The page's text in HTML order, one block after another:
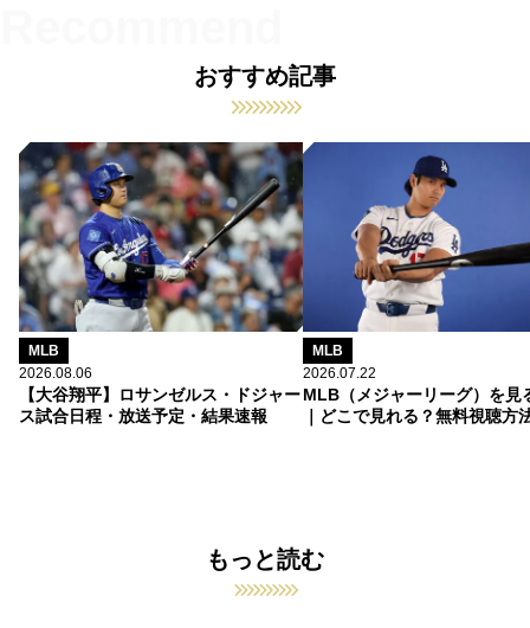
おすすめ記事
MLB
2026.08.06
【大谷翔平】ロサンゼルス・ドジャー
ス試合日程・放送予定・結果速報
MLB
2026.07.22
MLB（メジャーリーグ）を見
｜どこで見れる？無料視聴方
もっと読む